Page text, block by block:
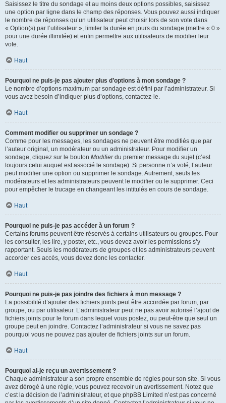
Saisissez le titre du sondage et au moins deux options possibles, saisissez
une option par ligne dans le champ des réponses. Vous pouvez aussi indiquer
le nombre de réponses qu’un utilisateur peut choisir lors de son vote dans
« Option(s) par l’utilisateur », limiter la durée en jours du sondage (mettre « 0 »
pour une durée illimitée) et enfin permettre aux utilisateurs de modifier leur
vote.
Haut
Pourquoi ne puis-je pas ajouter plus d’options à mon sondage ?
Le nombre d’options maximum par sondage est défini par l’administrateur. Si
vous avez besoin d’indiquer plus d’options, contactez-le.
Haut
Comment modifier ou supprimer un sondage ?
Comme pour les messages, les sondages ne peuvent être modifiés que par
l’auteur original, un modérateur ou un administrateur. Pour modifier un
sondage, cliquez sur le bouton Modifierdu premier message du sujet (c’est
toujours celui auquel est associé le sondage). Si personne n’a voté, l’auteur
peut modifier une option ou supprimer le sondage. Autrement, seuls les
modérateurs et les administrateurs peuvent le modifier ou le supprimer. Ceci
pour empêcher le trucage en changeant les intitulés en cours de sondage.
Haut
Pourquoi ne puis-je pas accéder à un forum ?
Certains forums peuvent être réservés à certains utilisateurs ou groupes. Pour
les consulter, les lire, y poster, etc., vous devez avoir les permissions s’y
rapportant. Seuls les modérateurs de groupes et les administrateurs peuvent
accorder ces accès, vous devez donc les contacter.
Haut
Pourquoi ne puis-je pas joindre des fichiers à mon message ?
La possibilité d’ajouter des fichiers joints peut être accordée par forum, par
groupe, ou par utilisateur. L’administrateur peut ne pas avoir autorisé l’ajout de
fichiers joints pour le forum dans lequel vous postez, ou peut-être que seul un
groupe peut en joindre. Contactez l’administrateur si vous ne savez pas
pourquoi vous ne pouvez pas ajouter de fichiers joints sur un forum.
Haut
Pourquoi ai-je reçu un avertissement ?
Chaque administrateur a son propre ensemble de règles pour son site. Si vous
avez dérogé à une règle, vous pouvez recevoir un avertissement. Notez que
c’est la décision de l’administrateur, et que phpBB Limited n’est pas concerné